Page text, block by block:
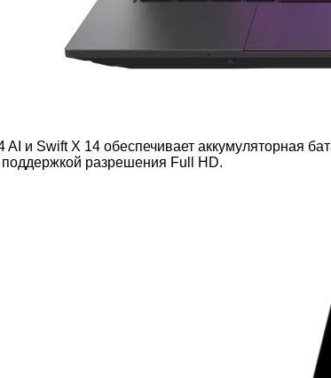
и Swift X 14 обеспечивает аккумуляторная
разрешения Full HD.